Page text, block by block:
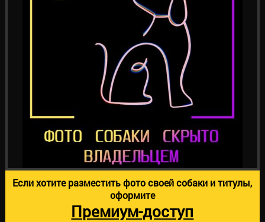
Если хотите разместить фото своей собаки и титулы,
оформите
Премиум-доступ